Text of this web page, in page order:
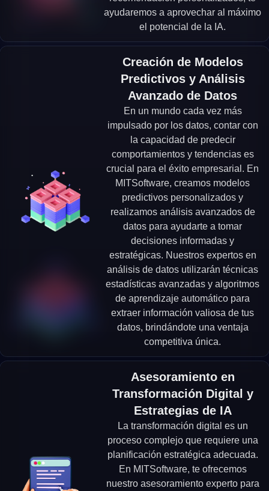
ayudaremos a aprovechar al máximo
el potencial de la IA.
Creación de Modelos
Predictivos y Análisis
Avanzado de Datos
En un mundo cada vez más
impulsado por los datos, contar con
la capacidad de predecir
comportamientos y tendencias es
crucial para el éxito empresarial. En
MITSoftware, creamos modelos
predictivos personalizados y
realizamos análisis avanzados de
datos para ayudarte a tomar
decisiones informadas y
estratégicas. Nuestros expertos en
análisis de datos utilizarán técnicas
estadísticas avanzadas y algoritmos
de aprendizaje automático para
extraer información valiosa de tus
datos, brindándote una ventaja
competitiva única.
Asesoramiento en
Transformación Digital y
Estrategias de IA
La transformación digital es un
proceso complejo que requiere una
planificación estratégica adecuada.
En MITSoftware, te ofrecemos
nuestro asesoramiento experto para